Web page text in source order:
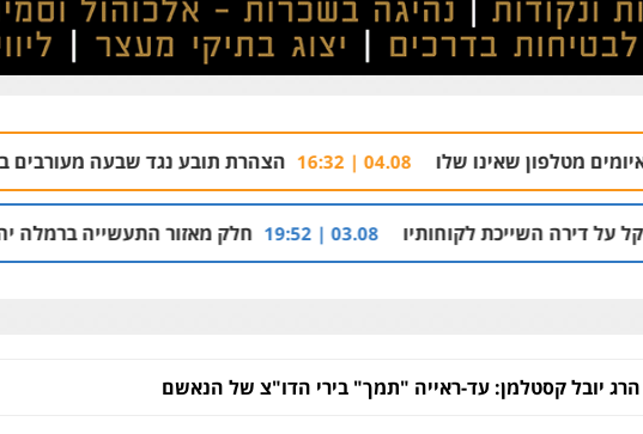
04.08 | 16:32 הצהרת תובע נגד שבעה מעורבים בתיק רצח בניהו רזי
03.08 | 19:52 חלק מאזור התעשייה ברמלה יהפוך למתחם מגורים עם 1,700
יובל קסטלמן: עד-ראייה "תמך" בירי הדו"צ של הנאשם